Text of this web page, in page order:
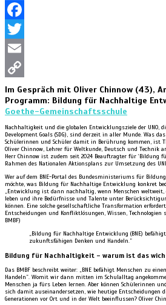
Facebook
Twitter
Email
Copy
Im Gespräch mit Oliver Chinnow (43),
Programm: Bildung für Nachhaltige
Goethe-Gemeinschaftsschule
Nachhaltigkeit und die globalen Entwicklungsziele der UNO,
Development Goals (SDG), sind derzeit in aller Munde. Was
Schülerinnen und Schüler damit in Berührung kommen, ist
Oliver Chinnow, Lehrer für Weltkunde, Deutsch und Technik
Herr Chinnow ist zudem seit 2024 Beauftragter für ‘Bildung
Rahmen des Nationalen Aktionsplans zur Umsetzung des
Wer auf dem BNE-Portal des Bundesministeriums für
möchte, was Bildung für Nachhaltige Entwicklung konkret
„Entwicklung ist dann nachhaltig, wenn Menschen
leben und ihre Bedürfnisse und Talente unter
können. Eine solche gesellschaftliche Transformation
Entscheidungen und Konfliktlösungen, Wissen, Technologien
BMBF)
„Bildung für Nachhaltige Entwicklung (BNE)
zukunftsfähigen Denken und Handeln.”
Bildung für Nachhaltigkeit – warum ist das
Das BMBF beschreibt weiter: „BNE befähigt Menschen zu
Handeln”. Womit wir dann mitten im Schulalltag
Menschen ja fürs Leben lernen. Aber können Schülerinnen
sich damit auseinandersetzen, wie heutige Entscheidungen
Generationen vor Ort und in der Welt beeinflussen? Oliver